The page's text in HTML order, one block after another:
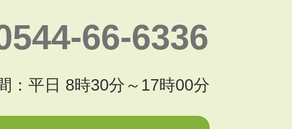
66-6336
：平日 8時30分～17時00分